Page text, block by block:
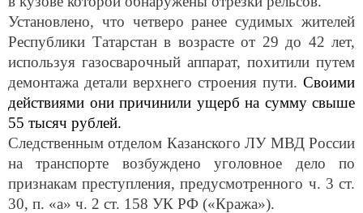
Установлено, что четверо ранее судимых жителей
Республики Татарстан в возрасте от 29 до 42 лет,
используя газосварочный аппарат, похитили путем
демонтажа детали верхнего строения пути.Своими
действиями они причинили ущерб на сумму свыше
55 тысяч рублей.
Следственным отделом Казанского ЛУ МВД России
на транспорте возбуждено уголовное делопо
признакам преступления, предусмотренного ч. 3 ст.
30, п. «а» ч. 2 ст. 158 УК РФ («Кража»).